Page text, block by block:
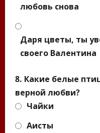
любовь снова
Даря цветы, ты
своего Валентина
8. Какие белые
верной любви?
Чайки
Аисты